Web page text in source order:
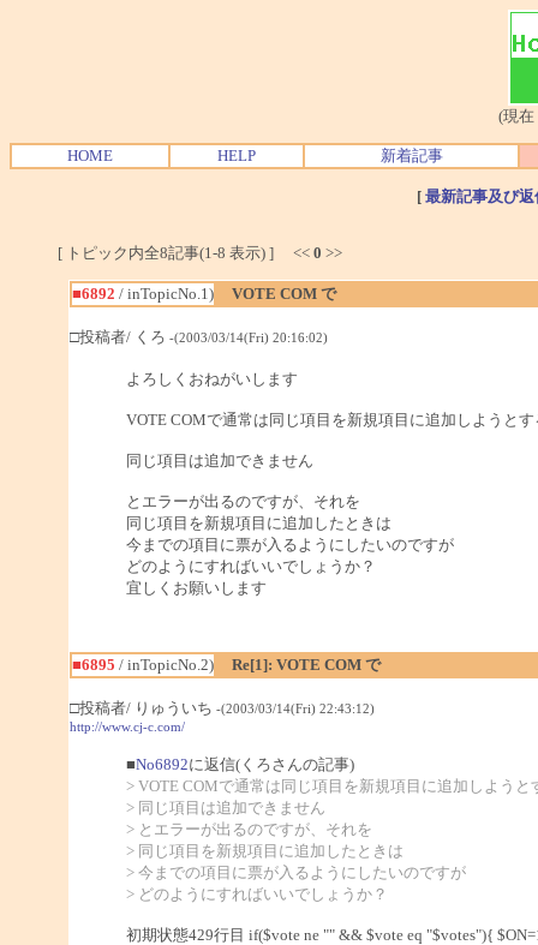
(現在
HOME HELP 新着記事
[ 最新記事及び
[ トピック内全8記事(1-8 表示) ] << 0 >>
■6892 / inTopicNo.1) VOTE COM で
□投稿者/ くろ -(2003/03/14(Fri) 20:16:02)
よろしくおねがいします
VOTE COMで通常は同じ項目を新規項目に追加しようとす
同じ項目は追加できません
とエラーが出るのですが、それを
同じ項目を新規項目に追加したときは
今までの項目に票が入るようにしたいのですが
どのようにすればいいでしょうか？
宜しくお願いします
■6895 / inTopicNo.2) Re[1]: VOTE COM で
□投稿者/ りゅういち -(2003/03/14(Fri) 22:43:12)
http://www.cj-c.com/
■No6892に返信(くろさんの記事)
> VOTE COMで通常は同じ項目を新規項目に追加しようと
> 同じ項目は追加できません
> とエラーが出るのですが、それを
> 同じ項目を新規項目に追加したときは
> 今までの項目に票が入るようにしたいのですが
> どのようにすればいいでしょうか？
初期状態429行目 if($vote ne "" && $vote eq "$votes"){